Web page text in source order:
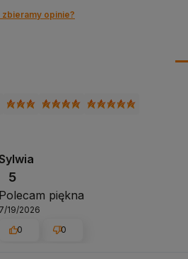
zbieramy opinie?
5
piękna
19/2026
0
0